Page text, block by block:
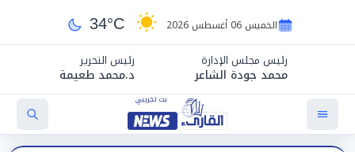
الخميس 06 أغسطس 2026 34°C
رئيس مجلس الإدارة
محمد جودة الشاعر
رئيس التحرير
د.محمد طعيمة